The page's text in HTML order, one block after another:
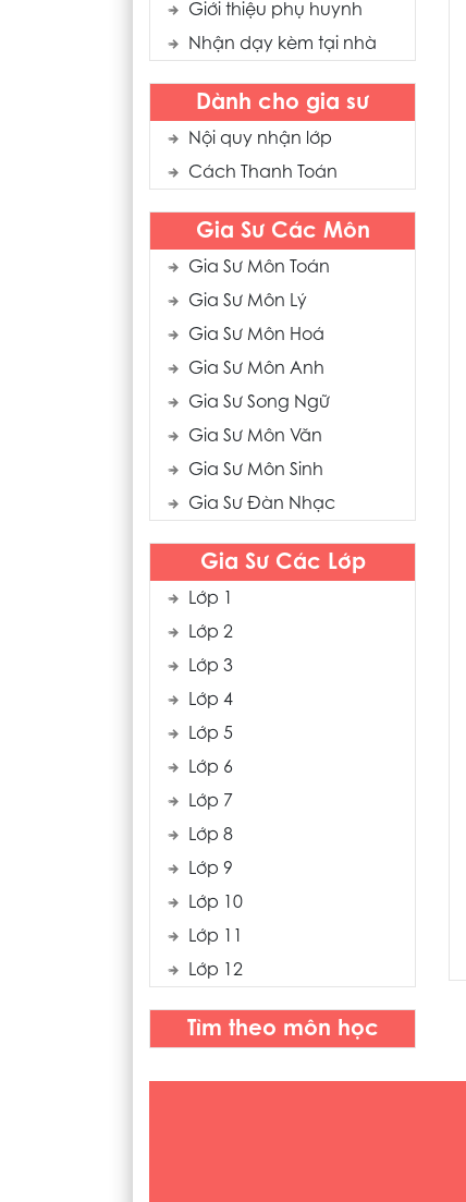
Giới thiệu phụ huynh
Nhận dạy kèm tại nhà
Dành cho gia sư
Nội quy nhận lớp
Cách Thanh Toán
Gia Sư Các Môn
Gia Sư Môn Toán
Gia Sư Môn Lý
Gia Sư Môn Hoá
Gia Sư Môn Anh
Gia Sư Song Ngữ
Gia Sư Môn Văn
Gia Sư Môn Sinh
Gia Sư Đàn Nhạc
Gia Sư Các Lớp
Lớp 1
Lớp 2
Lớp 3
Lớp 4
Lớp 5
Lớp 6
Lớp 7
Lớp 8
Lớp 9
Lớp 10
Lớp 11
Lớp 12
Tìm theo môn học